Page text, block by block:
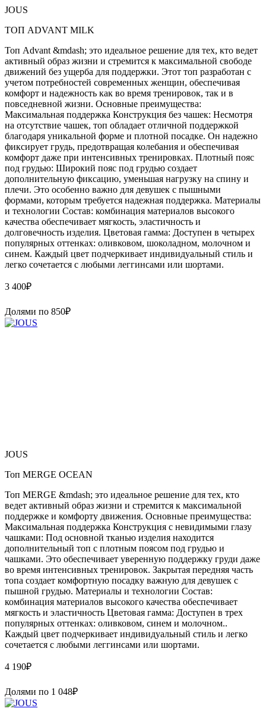
JOUS
ТОП ADVANT MILK
Топ Advant &mdash; это идеальное решение для тех, кто ведет
активный образ жизни и стремится к максимальной свободе
движений без ущерба для поддержки. Этот топ разработан с
учетом потребностей современных женщин, обеспечивая
комфорт и надежность как во время тренировок, так и в
повседневной жизни. Основные преимущества:
Максимальная поддержка Конструкция без чашек: Несмотря
на отсутствие чашек, топ обладает отличной поддержкой
благодаря уникальной форме и плотной посадке. Он надежно
фиксирует грудь, предотвращая колебания и обеспечивая
комфорт даже при интенсивных тренировках. Плотный пояс
под грудью: Широкий пояс под грудью создает
дополнительную фиксацию, уменьшая нагрузку на спину и
плечи. Это особенно важно для девушек с пышными
формами, которым требуется надежная поддержка. Материалы
и технологии Состав: комбинация материалов высокого
качества обеспечивает мягкость, эластичность и
долговечность изделия. Цветовая гамма: Доступен в четырех
популярных оттенках: оливковом, шоколадном, молочном и
синем. Каждый цвет подчеркивает индивидуальный стиль и
легко сочетается с любыми леггинсами или шортами.
3 400₽
Долями по 850₽
JOUS
Топ MERGE OCEAN
Топ MERGE &mdash; это идеальное решение для тех, кто
ведет активный образ жизни и стремится к максимальной
поддержке и комфорту движения. Основные преимущества:
Максимальная поддержка Конструкция с невидимыми глазу
чашками: Под основной тканью изделия находится
дополнительный топ с плотным поясом под грудью и
чашками. Это обеспечивает уверенную поддержку груди даже
во время интенсивных тренировок. Закрытая передняя часть
топа создает комфортную посадку важную для девушек с
пышной грудью. Материалы и технологии Состав:
комбинация материалов высокого качества обеспечивает
мягкость и эластичность Цветовая гамма: Доступен в трех
популярных оттенках: оливковом, синем и молочном..
Каждый цвет подчеркивает индивидуальный стиль и легко
сочетается с любыми леггинсами или шортами.
4 190₽
Долями по 1 048₽